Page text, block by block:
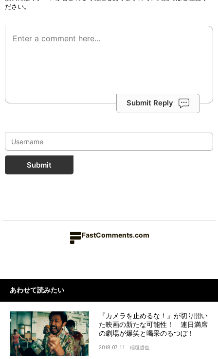
ださい。
Submit Reply
Submit
FastComments.com
あわせて読みたい
『カメラを止めるな！』が切り開い
た映画の新たな可能性！ 連日満席
の劇場が爆笑と喝采のるつぼ！
2018.07.11 稲垣哲也